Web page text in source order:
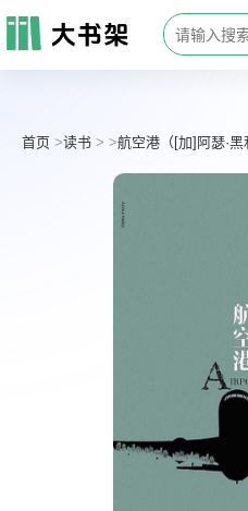
首页 读书 航空港（[加]阿瑟·黑